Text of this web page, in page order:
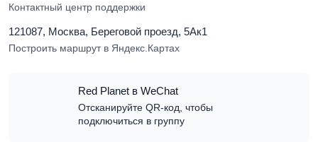
Контактный центр поддержки
121087, Москва, Береговой проезд, 5Ак1
Построить маршрут в Яндекс.Картах
Red Planet в WeChat
Отсканируйте QR-код, чтобы
подключиться в группу